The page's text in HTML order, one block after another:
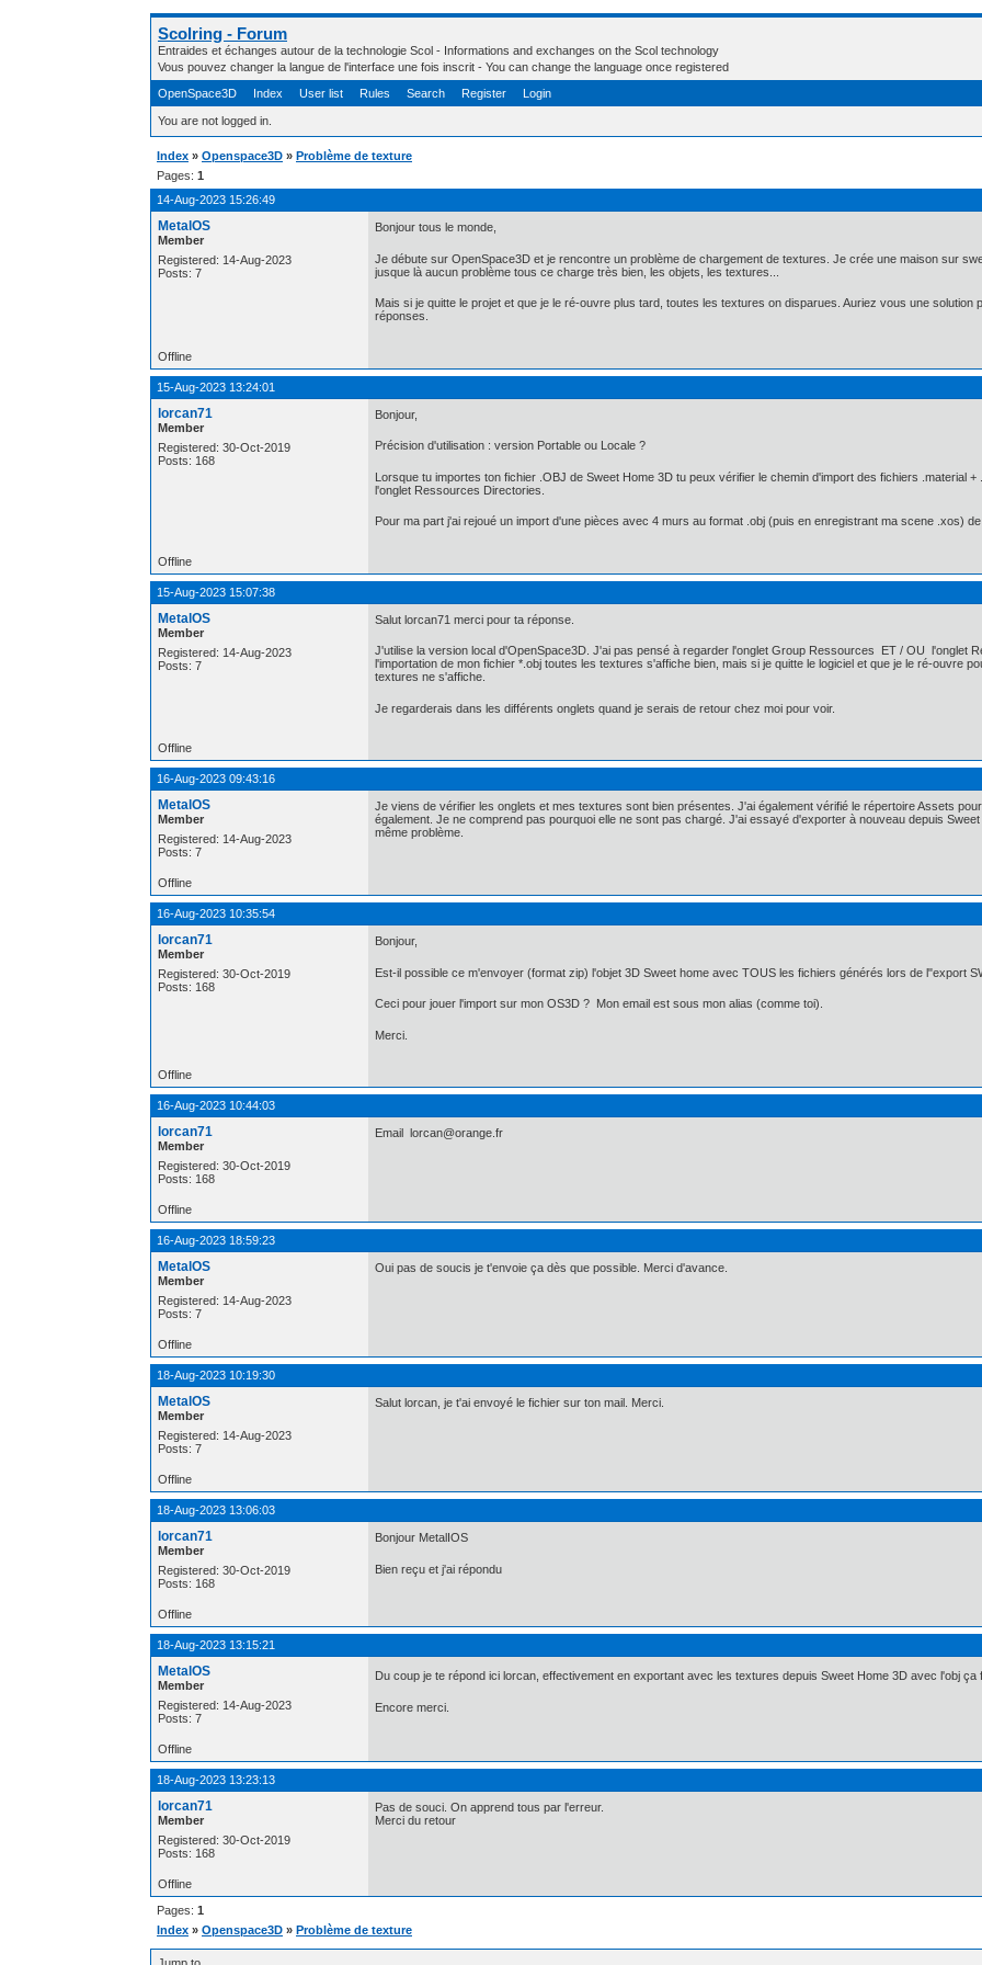
Scolring - Forum
Entraides et échanges autour de la technologie Scol - Informations and exchanges on the Scol technology
Vous pouvez changer la langue de l'interface une fois inscrit - You can change the language once registered
OpenSpace3D
Index User list Rules Search Register Login
You are not logged in.
Index » Openspace3D » Problème de texture
Pages: 1
14-Aug-2023 15:26:49
MetalOS
Member
Registered: 14-Aug-2023
Posts: 7
Bonjour tous le monde,
Je débute sur OpenSpace3D et je rencontre un problème de chargement de textures. Je crée une maison sur
jusque là aucun problème tous ce charge très bien, les objets, les textures...
Mais si je quitte le projet et que je le ré-ouvre plus tard, toutes les textures on disparues. Auriez vous une
réponses.
Offline
15-Aug-2023 13:24:01
lorcan71
Member
Registered: 30-Oct-2019
Posts: 168
Bonjour,
Précision d'utilisation : version Portable ou Locale ?
Lorsque tu importes ton fichier .OBJ de Sweet Home 3D tu peux vérifier le chemin d'import des fichiers .material
l'onglet Ressources Directories.
Pour ma part j'ai rejoué un import d'une pièces avec 4 murs au format .obj (puis en enregistrant ma scene .xos)
Offline
15-Aug-2023 15:07:38
MetalOS
Member
Registered: 14-Aug-2023
Posts: 7
Salut lorcan71 merci pour ta réponse.
J'utilise la version local d'OpenSpace3D. J'ai pas pensé à regarder l'onglet Group Ressources ET / OU l'onglet
l'importation de mon fichier *.obj toutes les textures s'affiche bien, mais si je quitte le logiciel et que je le ré-ouvre
textures ne s'affiche.
Je regarderais dans les différents onglets quand je serais de retour chez moi pour voir.
Offline
16-Aug-2023 09:43:16
MetalOS
Member
Registered: 14-Aug-2023
Posts: 7
Je viens de vérifier les onglets et mes textures sont bien présentes. J'ai également vérifié le répertoire Assets
également. Je ne comprend pas pourquoi elle ne sont pas chargé. J'ai essayé d'exporter à nouveau depuis
même problème.
Offline
16-Aug-2023 10:35:54
lorcan71
Member
Registered: 30-Oct-2019
Posts: 168
Bonjour,
Est-il possible ce m'envoyer (format zip) l'objet 3D Sweet home avec TOUS les fichiers générés lors de l"export
Ceci pour jouer l'import sur mon OS3D ? Mon email est sous mon alias (comme toi).
Merci.
Offline
16-Aug-2023 10:44:03
lorcan71
Member
Registered: 30-Oct-2019
Posts: 168
Email lorcan@orange.fr
Offline
16-Aug-2023 18:59:23
MetalOS
Member
Registered: 14-Aug-2023
Posts: 7
Oui pas de soucis je t'envoie ça dès que possible. Merci d'avance.
Offline
18-Aug-2023 10:19:30
MetalOS
Member
Registered: 14-Aug-2023
Posts: 7
Salut lorcan, je t'ai envoyé le fichier sur ton mail. Merci.
Offline
18-Aug-2023 13:06:03
lorcan71
Member
Registered: 30-Oct-2019
Posts: 168
Bonjour MetalIOS
Bien reçu et j'ai répondu
Offline
18-Aug-2023 13:15:21
MetalOS
Member
Registered: 14-Aug-2023
Posts: 7
Du coup je te répond ici lorcan, effectivement en exportant avec les textures depuis Sweet Home 3D avec l'obj ça
Encore merci.
Offline
18-Aug-2023 13:23:13
lorcan71
Member
Registered: 30-Oct-2019
Posts: 168
Pas de souci. On apprend tous par l'erreur.
Merci du retour
Offline
Pages: 1
Index » Openspace3D » Problème de texture